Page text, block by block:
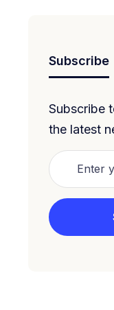
Subscribe
Subscribe
the latest